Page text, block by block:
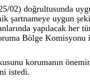
02) doğrultusunda
şartnameye uygun
yapılacak her
Bölge
korumanın
istedi.